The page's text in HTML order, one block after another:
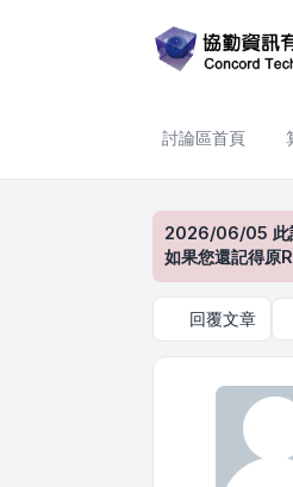
討論區首頁
2026/06/05 此
如果您還記得原
回覆文章